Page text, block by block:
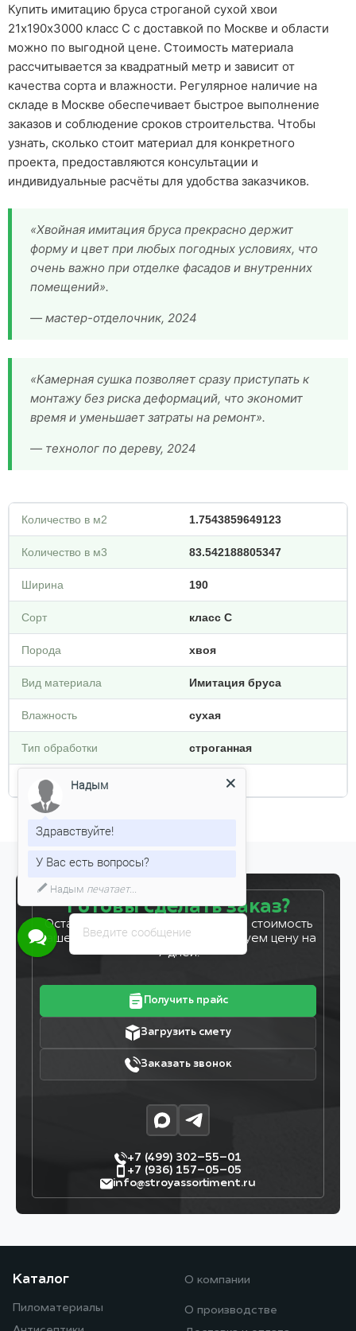
Купить имитацию бруса строганой сухой хвои
21х190х3000 класс С с доставкой по Москве и области
можно по выгодной цене. Стоимость материала
рассчитывается за квадратный метр и зависит от
качества сорта и влажности. Регулярное наличие на
складе в Москве обеспечивает быстрое выполнение
заказов и соблюдение сроков строительства. Чтобы
узнать, сколько стоит материал для конкретного
проекта, предоставляются консультации и
индивидуальные расчёты для удобства заказчиков.
«Хвойная имитация бруса прекрасно держит
форму и цвет при любых погодных условиях, что
очень важно при отделке фасадов и внутренних
помещений».
— мастер-отделочник, 2024
«Камерная сушка позволяет сразу приступать к
монтажу без риска деформаций, что экономит
время и уменьшает затраты на ремонт».
— технолог по дереву, 2024
Количество в м2 1.7543859649123
Количество в м3 83.542188805347
Ширина 190
Сорт класс С
Порода хвоя
Вид материала Имитация бруса
Влажность сухая
Тип обработки строганная
Плотность кг/м3
Готовы сделать заказ?
Оставьте заявку, и мы рассчитаем стоимость
вашего заказа за 5 минут. Фиксируем цену на
7 дней!
Получить прайс
Загрузить смету
Заказать звонок
+7 (499) 302–55–01
+7 (936) 157–05–05
info@stroyassortiment.ru
Каталог
Пиломатериалы
О компании
О производстве
Введите сообщение